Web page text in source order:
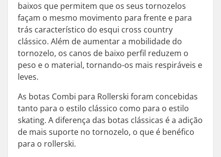
baixos que permitem que os seus tornozelos
façam o mesmo movimento para frente e para
trás característico do esqui cross country
clássico. Além de aumentar a mobilidade do
tornozelo, os canos de baixo perfil reduzem o
peso e o material, tornando-os mais respiráveis e
leves.
As botas Combi para Rollerski foram concebidas
tanto para o estilo clássico como para o estilo
skating. A diferença das botas clássicas é a adição
de mais suporte no tornozelo, o que é benéfico
para o rollerski.